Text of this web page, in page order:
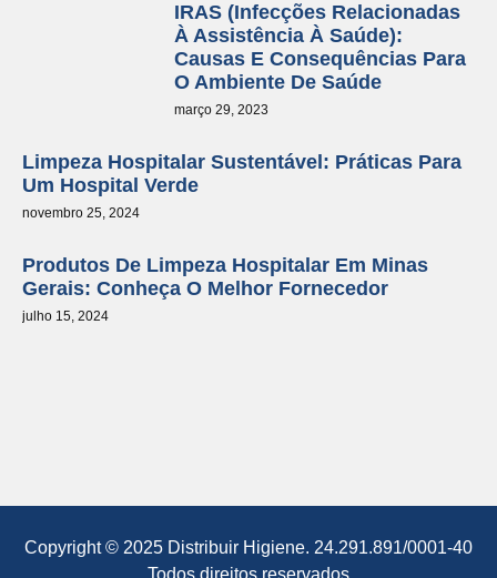
IRAS (Infecções Relacionadas
À Assistência À Saúde):
Causas E Consequências Para
O Ambiente De Saúde
março 29, 2023
Limpeza Hospitalar Sustentável: Práticas Para
Um Hospital Verde
novembro 25, 2024
Produtos De Limpeza Hospitalar Em Minas
Gerais: Conheça O Melhor Fornecedor
julho 15, 2024
Copyright © 2025 Distribuir Higiene. 24.291.891/0001-40
Todos direitos reservados